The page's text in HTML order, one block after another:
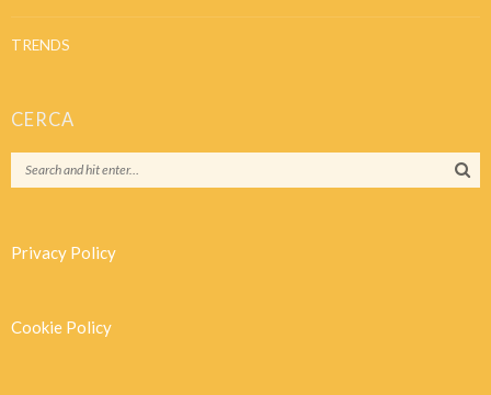
TRENDS
CERCA
Privacy Policy
Cookie Policy